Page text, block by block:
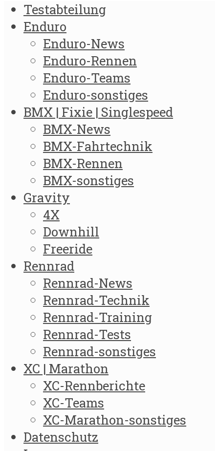
Testabteilung
Enduro
Enduro-News
Enduro-Rennen
Enduro-Teams
Enduro-sonstiges
BMX | Fixie | Singlespeed
BMX-News
BMX-Fahrtechnik
BMX-Rennen
BMX-sonstiges
Gravity
4X
Downhill
Freeride
Rennrad
Rennrad-News
Rennrad-Technik
Rennrad-Training
Rennrad-Tests
Rennrad-sonstiges
XC | Marathon
XC-Rennberichte
XC-Teams
XC-Marathon-sonstiges
Datenschutz